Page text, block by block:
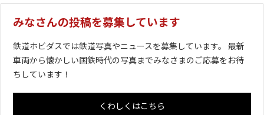
みなさんの投稿を募集しています
鉄道ホビダスでは鉄道写真やニュースを募集しています。 最新
車両から懐かしい国鉄時代の写真までみなさまのご応募をお待
ちしています！
くわしくはこちら